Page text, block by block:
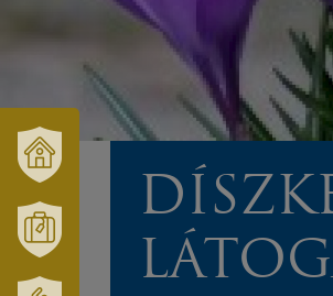
ÉS
TÉRSÉGÜNK
MÓRAHALOM
TURISZTIKA